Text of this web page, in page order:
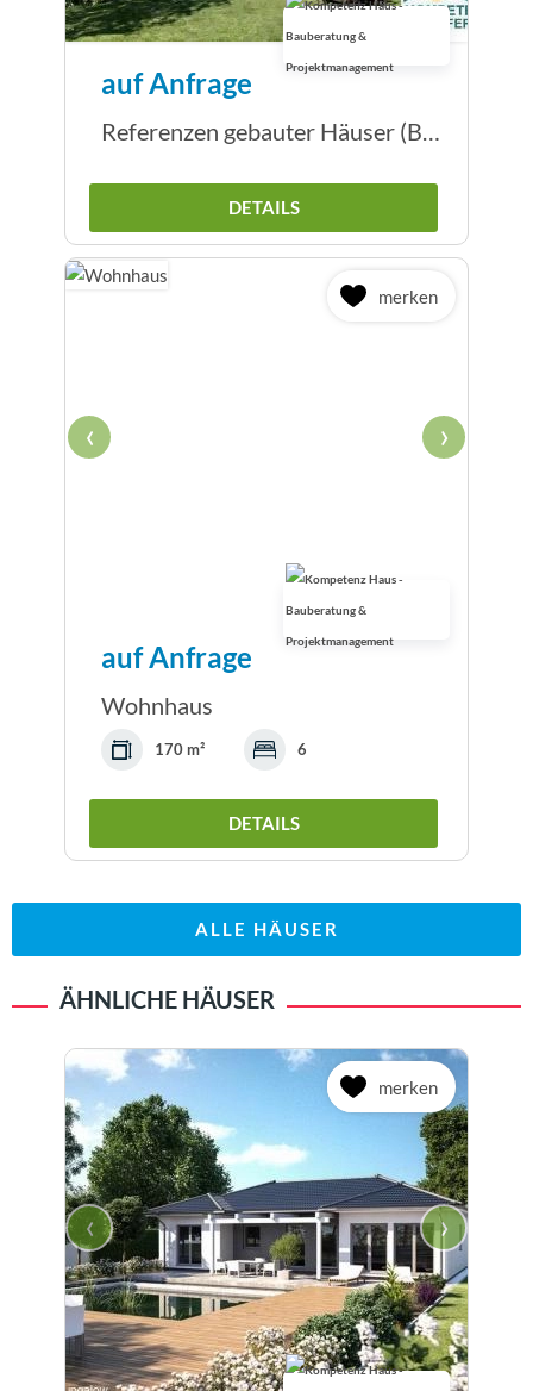
auf Anfrage
Referenzen gebauter Häuser (Beispiele)
DETAILS
merken
‹ ›
auf Anfrage
Wohnhaus
170 m² 6
DETAILS
ALLE HÄUSER
ÄHNLICHE HÄUSER
merken
‹ ›